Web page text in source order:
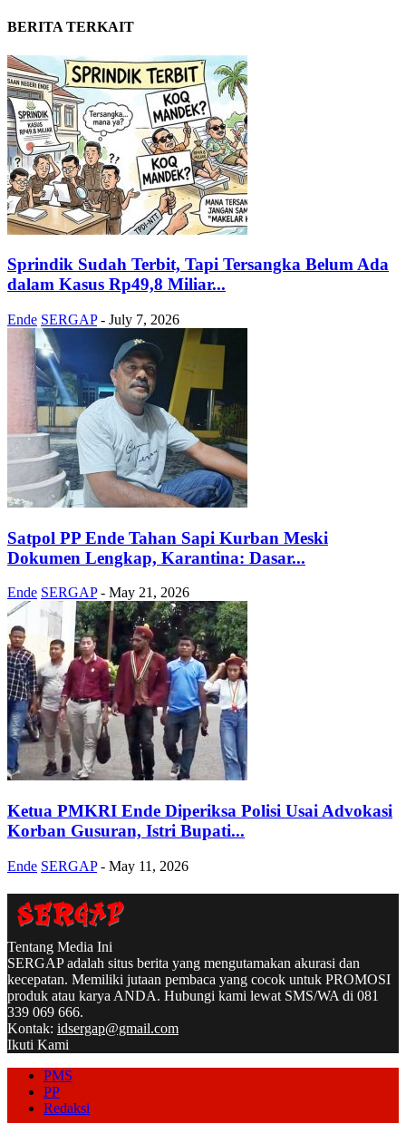
BERITA TERKAIT
Sprindik Sudah Terbit, Tapi Tersangka Belum Ada
dalam Kasus Rp49,8 Miliar...
Ende SERGAP - July 7, 2026
Satpol PP Ende Tahan Sapi Kurban Meski
Dokumen Lengkap, Karantina: Dasar...
Ende SERGAP - May 21, 2026
Ketua PMKRI Ende Diperiksa Polisi Usai Advokasi
Korban Gusuran, Istri Bupati...
Ende SERGAP - May 11, 2026
Tentang Media Ini
SERGAP adalah situs berita yang mengutamakan akurasi dan
kecepatan. Memiliki jutaan pembaca yang cocok untuk PROMOSI
produk atau karya ANDA. Hubungi kami lewat SMS/WA di 081
339 069 666.
Kontak: idsergap@gmail.com
Ikuti Kami
PMS
PP
Redaksi